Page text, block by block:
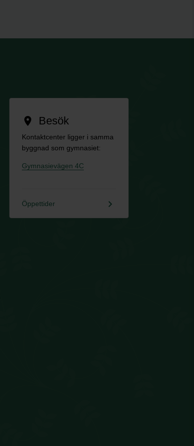
location_on Besök
Kontaktcenter ligger i samma
byggnad som gymnasiet:
Gymnasievägen 4C
Öppettider keyboard_arrow_right